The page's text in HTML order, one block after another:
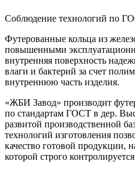
Соблюдение технологий по
Футерованные кольца из
повышенными
внутренняя поверхность
влаги и бактерий за счет
внутреннюю часть изделия.
«ЖБИ Завод» производит
по стандартам ГОСТ в дер.
развитой производственной
технологий изготовления
качество готовой продукции,
которой строго